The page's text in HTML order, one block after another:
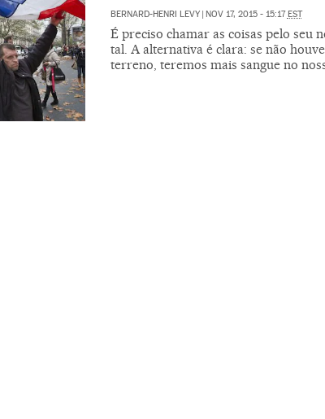
BERNARD-HENRI LEVY | NOV 17, 2015 - 15:17EST
É preciso chamar as coisas pelo seu
tal. A alternativa é clara: se não
terreno, teremos mais sangue no